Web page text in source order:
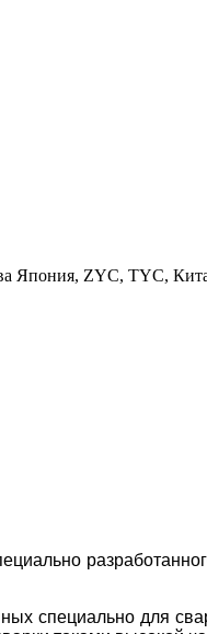
Япония, ZYC, TYC,
специально для